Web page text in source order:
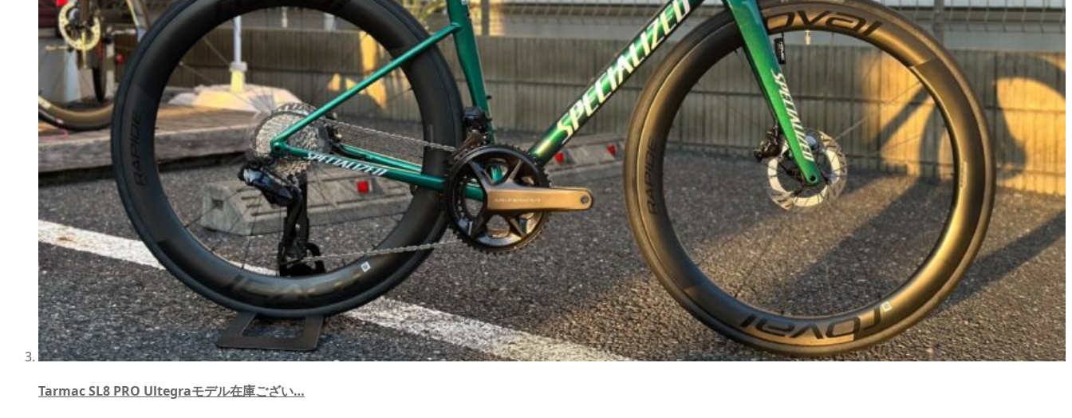
Tarmac SL8 PRO Ultegraモデル在庫ござい…